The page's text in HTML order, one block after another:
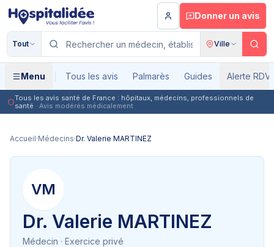
Aller au contenu principal
Donner un avis
Tout Ville
Menu Tous les avis Palmarès Guides Alerte RDV
Tous les avis santé de France : hôpitaux, médecins, professionnels de
santé · Avis modérés médicalement
Accueil·Médecins·Dr. Valerie MARTINEZ
VM
Dr. Valerie MARTINEZ
Médecin · Exercice privé